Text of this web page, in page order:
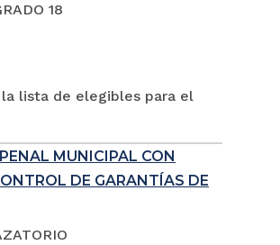
18
la lista de elegibles para el
MUNICIPAL CON
DE GARANTÍAS DE